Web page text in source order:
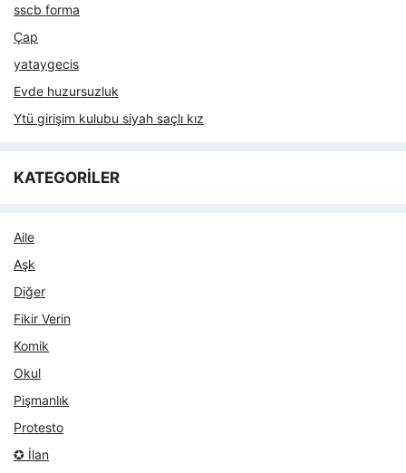
sscb forma
Çap
yataygecis
Evde huzursuzluk
Ytü girişim kulubu siyah saçlı kız
KATEGORİLER
Aile
Aşk
Diğer
Fikir Verin
Komik
Okul
Pişmanlık
Protesto
✪ İlan